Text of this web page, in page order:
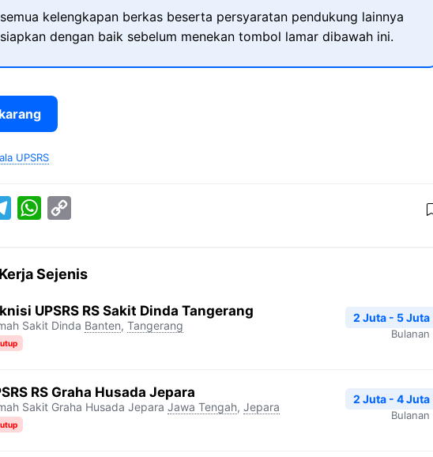
kelengkapan berkas beserta persyaratan pendukung lainnya
dengan baik sebelum menekan tombol lamar dibawah ini.
UPSRS
e
g
r
a
W
t
s
A
y
L
i
Sejenis
UPSRS RS Sakit Dinda Tangerang
Sakit Dinda Banten, Tangerang
2 Juta - 5 Juta
Bulanan
RS Graha Husada Jepara
Sakit Graha Husada Jepara Jawa Tengah, Jepara
2 Juta - 4 Juta
Bulanan